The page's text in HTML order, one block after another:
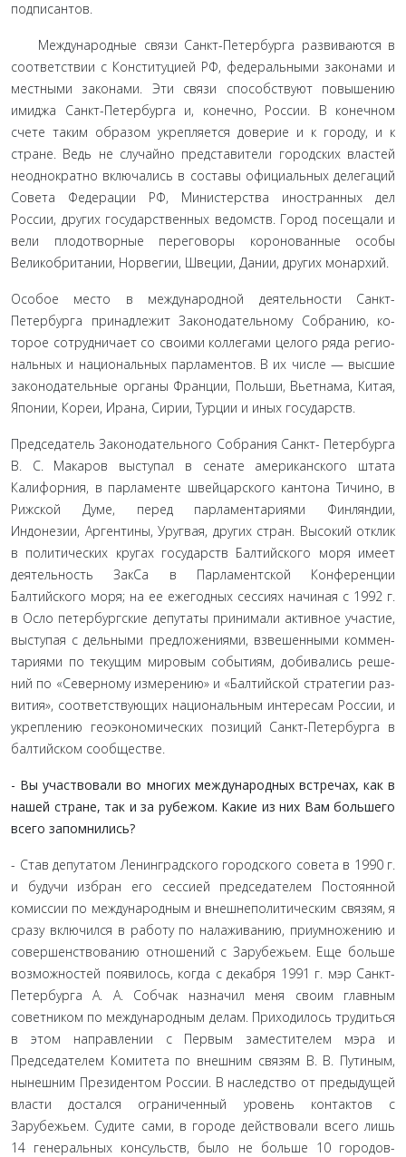
подписантов.
Международные связи Санкт-Петербурга развиваются в
соответствии с Конституцией РФ, федеральными законами и
местными законами. Эти связи способствуют повышению
имиджа Санкт-Петербурга и, конечно, России. В конечном
счете таким образом укрепляется доверие и к городу, и к
стра­не. Ведь не случайно представители городских властей
неодно­кратно включались в составы официальных делегаций
Совета Федерации РФ, Министерства иностранных дел
России, дру­гих государственных ведомств. Город посещали и
вели пло­дотворные переговоры коронованные особы
Великобритании, Норвегии, Швеции, Дании, других монархий.
Особое место в международной деятельности Санкт-
Петербурга принадлежит Законодательному Собранию, ко­
торое сотрудничает со своими коллегами целого ряда регио­
нальных и национальных парламентов. В их числе — высшие
законодательные органы Франции, Польши, Вьетнама, Китая,
Японии, Кореи, Ирана, Сирии, Турции и иных государств.
Председатель Законодательного Собрания Санкт- Петербурга
В. С. Макаров выступал в сенате американского штата
Калифорния, в парламенте швейцарского кантона Ти­чино, в
Рижской Думе, перед парламентариями Финляндии,
Индонезии, Аргентины, Уругвая, других стран. Высокий от­клик
в политических кругах государств Балтийского моря имеет
деятельность ЗакСа в Парламентской Конференции
Балтийского моря; на ее ежегодных сессиях начиная с 1992 г.
в Осло петербургские депутаты принимали активное участие,
выступая с дельными предложениями, взвешенными коммен­
тариями по текущим мировым событиям, добивались реше­
ний по «Северному измерению» и «Балтийской стратегии раз­
вития», соответствующих национальным интересам России, и
укреплению геоэкономических позиций Санкт-Петербурга в
балтийском сообществе.
- Вы участвовали во многих международных встре­чах, как в
нашей стране, так и за рубежом. Какие из них Вам большего
всего запомнились?
- Став депутатом Ленинградского городского совета в 1990 г.
и будучи избран его сессией председателем Постоян­ной
комиссии по международным и внешнеполитическим связям, я
сразу включился в работу по налаживанию, при­умножению и
совершенствованию отношений с Зарубежьем. Еще больше
возможностей появилось, когда с декабря 1991 г. мэр Санкт-
Петербурга А. А. Собчак назначил меня своим главным
советником по международным делам. Приходи­лось трудиться
в этом направлении с Первым заместителем мэра и
Председателем Комитета по внешним связям В. В. Пу­тиным,
нынешним Президентом России. В наследство от пре­дыдущей
власти достался ограниченный уровень контактов с
Зарубежьем. Судите сами, в городе действовали всего лишь
14 генеральных консульств, было не больше 10 городов-